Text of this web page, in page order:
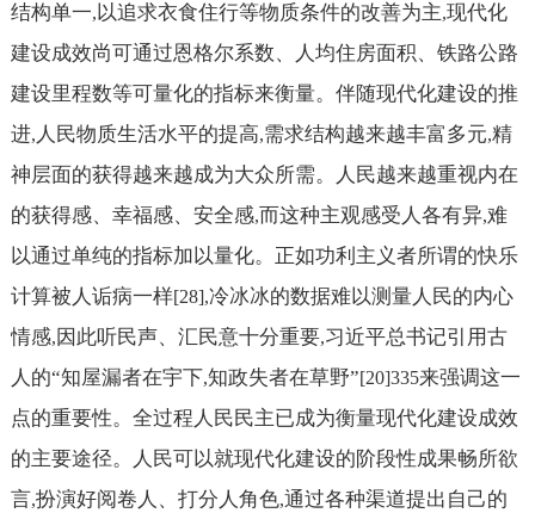
结构单一,以追求衣食住行等物质条件的改善为主,现代化
建设成效尚可通过恩格尔系数、人均住房面积、铁路公路
建设里程数等可量化的指标来衡量。伴随现代化建设的推
进, 人民物质生活水平的提高,需求结构越来越丰富多元,精
神层面的获得越来越成为大众所需。人民越来越重视内在
的获得感、幸福感、安全感,而这种主观感受人各有异,难
以通过单纯的指标加以量化。正如功利主义者所谓的快乐
计算被人诟病一样[28],冷冰冰的数据难以测量人民的内心
情感,因此听民声、汇民意十分重要,习近平总书记引用古
人的“知屋漏者在宇下,知政失者在草野”[20]335来强调这一
点的重要性。全过程人民民主已成为衡量现代化建设成效
的主要途径。人民可以就现代化建设的阶段性成果畅所欲
言,扮演好阅卷人、打分人角色,通过各种渠道提出自己的